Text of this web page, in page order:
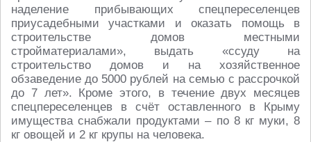
наделение прибывающих спецпереселенцев
приусадебными участками и оказать помощь в
строительстве домов местными
стройматериалами», выдать «ссуду на
строительство домов и на хозяйственное
обзаведение до 5000 рублей на семью с рассрочкой
до 7 лет». Кроме этого, в течение двух месяцев
спецпереселенцев в счёт оставленного в Крыму
имущества снабжали продуктами – по 8 кг муки, 8
кг овощей и 2 кг крупы на человека.